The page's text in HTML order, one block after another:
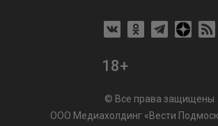
18+
© Все права защищены
ООО Медиахолдинг «Вести